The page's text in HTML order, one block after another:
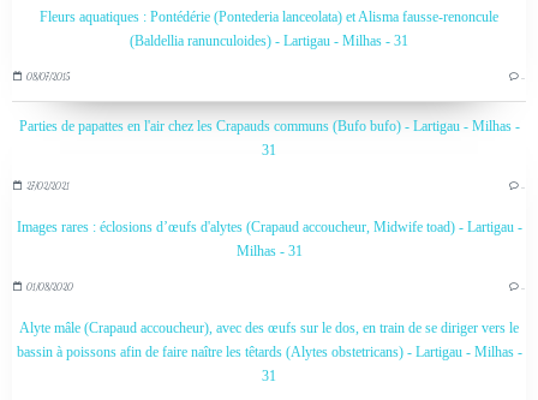
Fleurs aquatiques : Pontédérie (Pontederia lanceolata) et Alisma fausse-renoncule
(Baldellia ranunculoides) - Lartigau - Milhas - 31
08/07/2015 …
Parties de papattes en l'air chez les Crapauds communs (Bufo bufo) - Lartigau - Milhas -
31
27/02/2021 …
Images rares : éclosions d’œufs d'alytes (Crapaud accoucheur, Midwife toad) - Lartigau -
Milhas - 31
01/08/2020 …
Alyte mâle (Crapaud accoucheur), avec des œufs sur le dos, en train de se diriger vers le
bassin à poissons afin de faire naître les têtards (Alytes obstetricans) - Lartigau - Milhas -
31